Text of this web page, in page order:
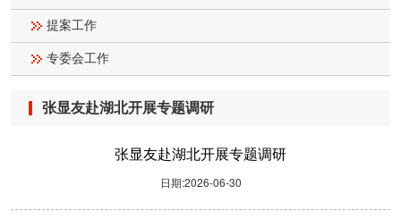
提案工作
专委会工作
张显友赴湖北开展专题调研
张显友赴湖北开展专题调研
日期:2026-06-30